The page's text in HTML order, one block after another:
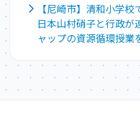
【尼崎市】清和小学
日本山村硝子と行政が
ャップの資源循環授業